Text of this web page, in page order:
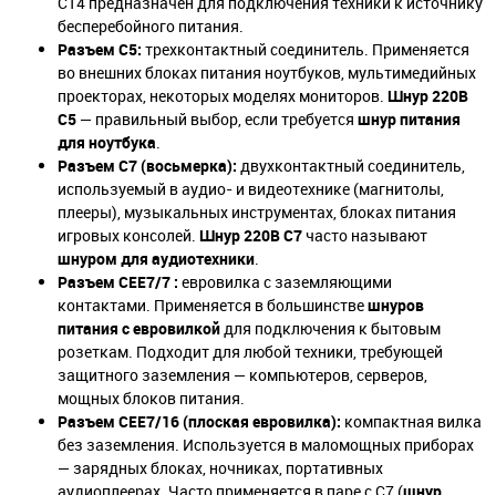
бесперебойного питания.
Разъем C5: трехконтактный соединитель. Применяется
во внешних блоках питания ноутбуков, мультимедийных
проекторах, некоторых моделях мониторов. Шнур 220В
C5 — правильный выбор, если требуется шнур питания
для ноутбука.
Разъем C7 (восьмерка): двухконтактный соединитель,
используемый в аудио- и видеотехнике (магнитолы,
плееры), музыкальных инструментах, блоках питания
игровых консолей. Шнур 220В C7часто называют
шнуром для аудиотехники.
Разъем CEE7/7 : евровилка с заземляющими
контактами. Применяется в большинствешнуров
питания с евровилкойдля подключения к бытовым
розеткам. Подходит для любой техники, требующей
защитного заземления — компьютеров, серверов,
мощных блоков питания.
Разъем CEE7/16 (плоская евровилка): компактная вилка
без заземления. Используется в маломощных приборах
— зарядных блоках, ночниках, портативных